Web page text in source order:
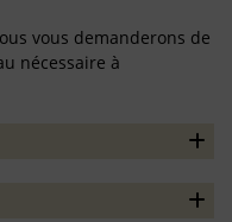
vous demanderons de
nécessaire à